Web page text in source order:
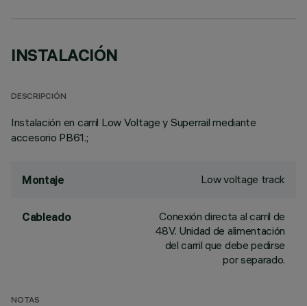
INSTALACIÓN
DESCRIPCIÓN
Instalación en carril Low Voltage y Superrail mediante
accesorio PB61.;
Montaje Low voltage track
Cableado
Conexión directa al carril de
48V. Unidad de alimentación
del carril que debe pedirse
por separado.
NOTAS